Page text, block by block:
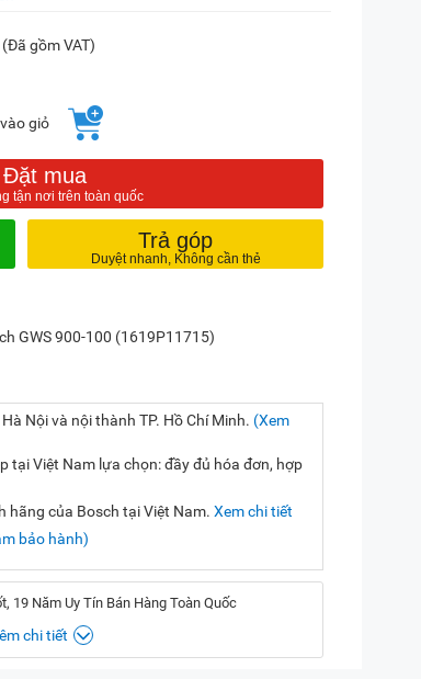
(Đã gồm VAT)
giỏ
Đặt mua
Trả góp
GWS 900-100 (1619P11715)
Nội và nội thành TP. Hồ Chí Minh. (Xem
tại Việt Nam lựa chọn: đầy đủ hóa đơn, hợp
hãng của Bosch tại Việt Nam. Xem chi tiết
bảo hành)
19 Năm Uy Tín Bán Hàng Toàn Quốc
chi tiết